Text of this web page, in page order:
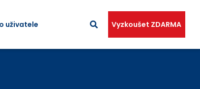
uživatele Vyzkoušet ZDARMA